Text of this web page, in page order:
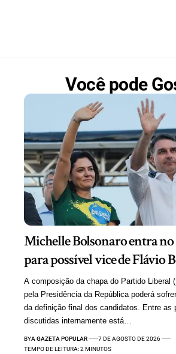
Você pode
Michelle Bolsonaro entra
para possível vice de Flávio
A composição da chapa do Partido Liberal
pela Presidência da República poderá
da definição final dos candidatos. Entre as
discutidas internamente está…
BYA GAZETA POPULAR
7 DE AGOSTO DE 2026
TEMPO DE LEITURA: 2 MINUTOS